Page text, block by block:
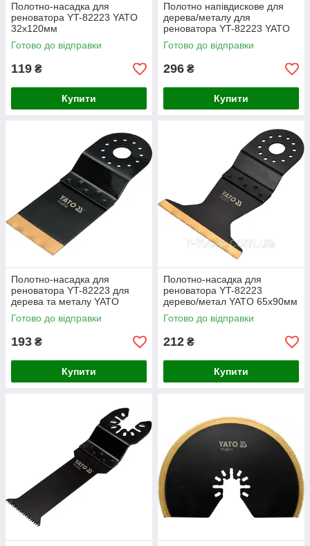
Полотно-насадка для
реноватора YT-82223 YATO
32х120мм
Готово до відправки
119 ₴
Купити
Полотно напівдискове для
дерева/металу для
реноватора YT-82223 YATO
100 мм
Готово до відправки
296 ₴
Купити
Полотно-насадка для
реноватора YT-82223 для
дерева та металу YATO
34х90мм
Готово до відправки
193 ₴
Купити
Полотно-насадка для
реноватора YT-82223
дерево/метал YATO 65х90мм
Готово до відправки
212 ₴
Купити